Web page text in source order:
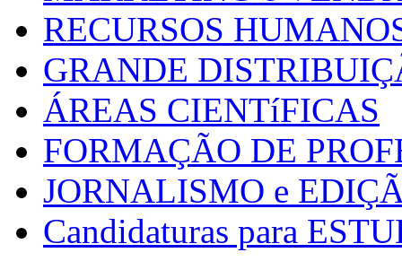
RECURSOS
GRANDE
ÁREAS CIENTíFICAS
FORMAÇÃO DE
JORNALISMO e
Candidaturas para